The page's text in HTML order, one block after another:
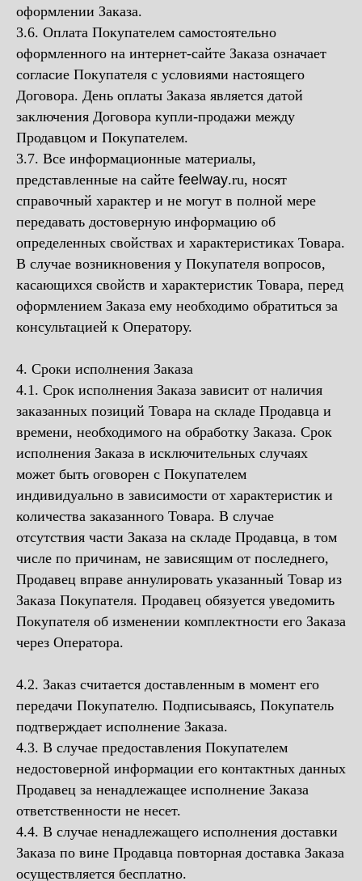
оформлении Заказа.
3.6. Оплата Покупателем самостоятельно
оформленного на интернет-сайте Заказа означает
согласие Покупателя с условиями настоящего
Договора. День оплаты Заказа является датой
заключения Договора купли-продажи между
Продавцом и Покупателем.
3.7. Все информационные материалы,
представленные на сайте feelway.ru, носят
справочный характер и не могут в полной мере
передавать достоверную информацию об
определенных свойствах и характеристиках Товара.
В случае возникновения у Покупателя вопросов,
касающихся свойств и характеристик Товара, перед
оформлением Заказа ему необходимо обратиться за
консультацией к Оператору.
4. Сроки исполнения Заказа
4.1. Срок исполнения Заказа зависит от наличия
заказанных позиций Товара на складе Продавца и
времени, необходимого на обработку Заказа. Срок
исполнения Заказа в исключительных случаях
может быть оговорен с Покупателем
индивидуально в зависимости от характеристик и
количества заказанного Товара. В случае
отсутствия части Заказа на складе Продавца, в том
числе по причинам, не зависящим от последнего,
Продавец вправе аннулировать указанный Товар из
Заказа Покупателя. Продавец обязуется уведомить
Покупателя об изменении комплектности его Заказа
через Оператора.
4.2. Заказ считается доставленным в момент его
передачи Покупателю. Подписываясь, Покупатель
подтверждает исполнение Заказа.
4.3. В случае предоставления Покупателем
недостоверной информации его контактных данных
Продавец за ненадлежащее исполнение Заказа
ответственности не несет.
4.4. В случае ненадлежащего исполнения доставки
Заказа по вине Продавца повторная доставка Заказа
осуществляется бесплатно.